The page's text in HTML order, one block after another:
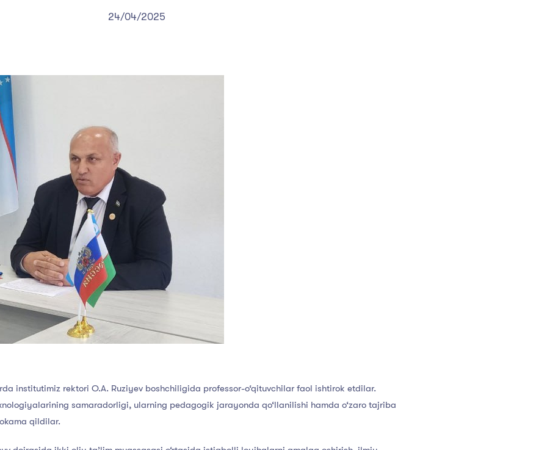
24/04/2025
institutimiz rektori O.A. Ruziyev boshchiligida professor-o‘qituvchilar faol ishtirok etdilar.
samaradorligi, ularning pedagogik jarayonda qo‘llanilishi hamda o‘zaro tajriba
qildilar.